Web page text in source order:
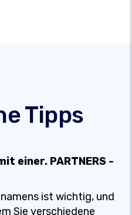
Tipps
einer. PARTNERS -
ist wichtig, und
Sie verschiedene